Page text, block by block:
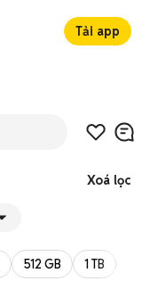
Tải app
Xoá lọc
512 GB 1 TB